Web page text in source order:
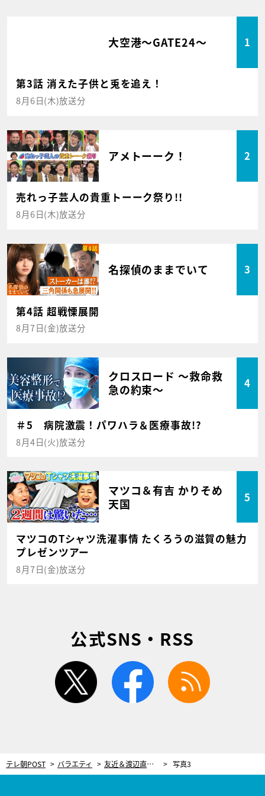
大空港～GATE24～ 1
第3話 消えた子供と兎を追え！
8月6日(木)放送分
アメトーーク！ 2
売れっ子芸人の貴重トーーク祭り!!
8月6日(木)放送分
名探偵のままでいて 3
第4話 超戦慄展開
8月7日(金)放送分
クロスロード ～救命救
急の約束～
4
＃5 病院激震！パワハラ＆医療事故!?
8月4日(火)放送分
マツコ＆有吉 かりそめ
天国
5
マツコのTシャツ洗濯事情 たくろうの滋賀の魅力
プレゼンツアー
8月7日(金)放送分
公式SNS・RSS
twitter facebook
テレ朝POST バラエティ 友近＆渡辺直美が本音対談！まったく違う芸風の2人が見据えていた“未来” 写真3